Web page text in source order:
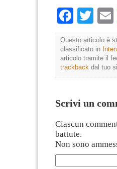
Questo articolo è
classificato in
articolo tramite il
trackback dal tuo
Scrivi un
Ciascun
battute.
Non sono